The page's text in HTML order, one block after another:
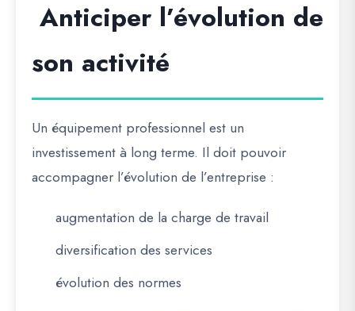
Anticiper l’évolution de
son activité
Un équipement professionnel est un
investissement à long terme. Il doit pouvoir
accompagner l’évolution de l’entreprise :
augmentation de la charge de travail
diversification des services
évolution des normes